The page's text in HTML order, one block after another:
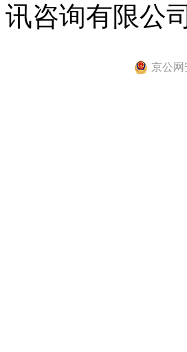
讯咨询有限公司
京公网